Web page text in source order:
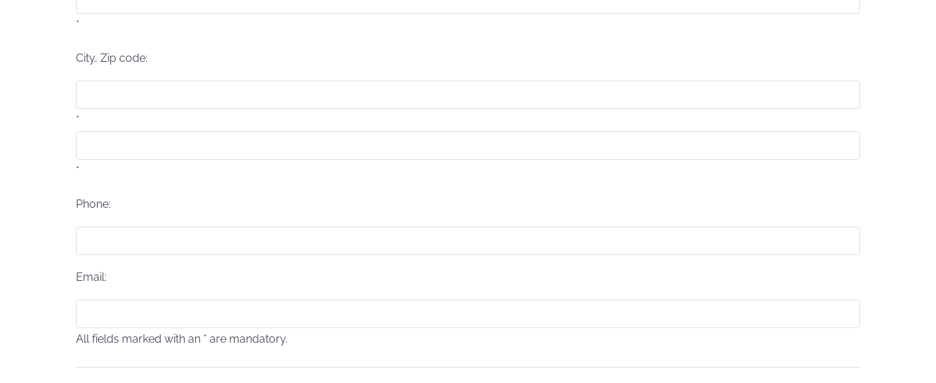
*
City, Zip code:
*
*
Phone:
Email:
All fields marked with an * are mandatory.